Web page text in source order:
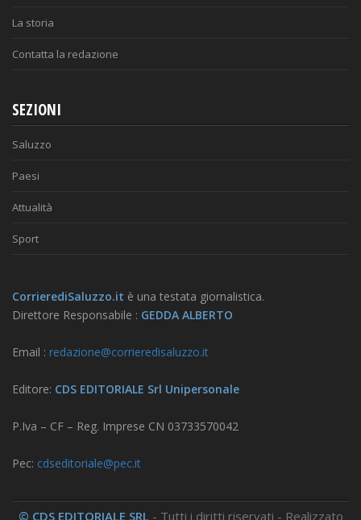
La storia
Contatta la redazione
SEZIONI
Saluzzo
Paesi
Attualità
Sport
CorrierediSaluzzo.it è una testata giornalistica.
Direttore Responsabile : GEDDA ALBERTO
Email : redazione@corrieredisaluzzo.it
Editore: CDS EDITORIALE Srl Unipersonale
P.Iva – CF – Reg. Imprese CN 03733570042
Pec: cdseditoriale@pec.it
© CDS EDITORIALE SRL - Tutti i diritti riservati - Realizzato